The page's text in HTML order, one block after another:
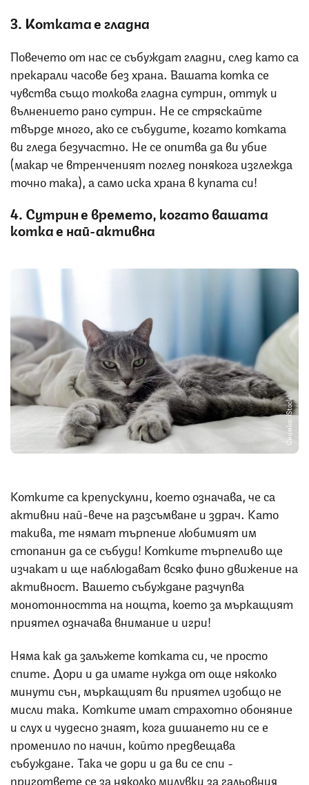
3. Котката е гладна
Повечето от нас се събуждат гладни, след като са
прекарали часове без храна. Вашата котка се
чувства също толкова гладна сутрин, оттук и
вълнението рано сутрин. Не се стряскайте
твърде много, ако се събудите, когато котката
ви гледа безучастно. Не се опитва да ви убие
(макар че втренченият поглед понякога изглежда
точно така), а само иска храна в купата си!
4. Сутрин е времето, когато вашата
котка е най-активна
Снимка: iStock
Котките са крепускулни, което означава, че са
активни най-вече на разсъмване и здрач. Като
такива, те нямат търпение любимият им
стопанин да се събуди! Котките търпеливо ще
изчакат и ще наблюдават всяко фино движение на
активност. Вашето събуждане разчупва
монотонността на нощта, което за мъркащият
приятел означава внимание и игри!
Няма как да залъжете котката си, че просто
спите. Дори и да имате нужда от още няколко
минути сън, мъркащият ви приятел изобщо не
мисли така. Котките имат страхотно обоняние
и слух и чудесно знаят, кога дишането ни се е
променило по начин, който предвещава
събуждане. Така че дори и да ви се спи -
пригответе се за няколко милувки за гальовния